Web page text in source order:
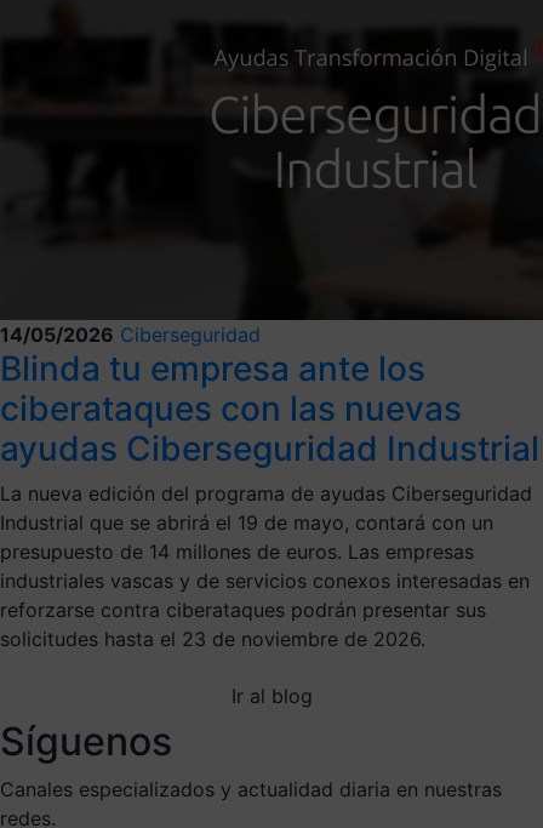
14/05/2026 Ciberseguridad
Blinda tu empresa ante los
ciberataques con las nuevas
ayudas Ciberseguridad Industrial
La nueva edición del programa de ayudas Ciberseguridad
Industrial que se abrirá el 19 de mayo, contará con un
presupuesto de 14 millones de euros. Las empresas
industriales vascas y de servicios conexos interesadas en
reforzarse contra ciberataques podrán presentar sus
solicitudes hasta el 23 de noviembre de 2026.
Ir al blog
Síguenos
Canales especializados y actualidad diaria en nuestras
redes.